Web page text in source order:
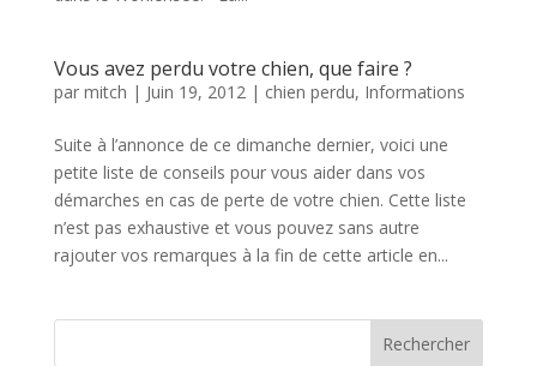
Vous avez perdu votre chien, que faire ?
par mitch | Juin 19, 2012| chien perdu, Informations
Suite à l’annonce de ce dimanche dernier, voici une
petite liste de conseils pour vous aider dans vos
démarches en cas de perte de votre chien. Cette liste
n’est pas exhaustive et vous pouvez sans autre
rajouter vos remarques à la fin de cette article en...